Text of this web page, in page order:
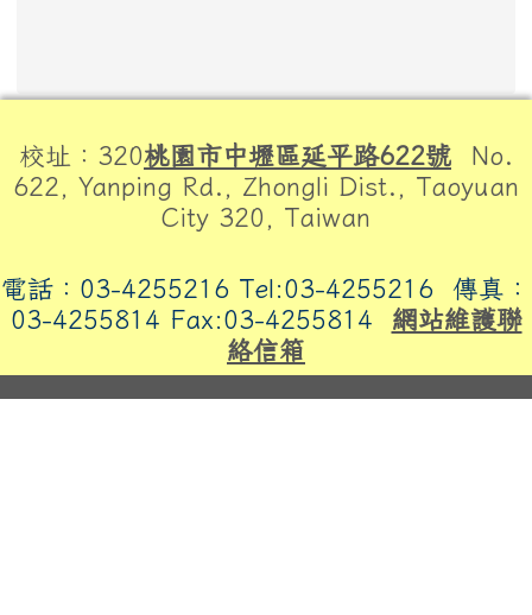
校址：320桃園市中壢區延平路622號 No.
622, Yanping Rd., Zhongli Dist., Taoyuan
City 320, Taiwan
電話：03-4255216 Tel:03-4255216 傳真：
03-4255814 Fax:03-4255814 網站維護聯
絡信箱